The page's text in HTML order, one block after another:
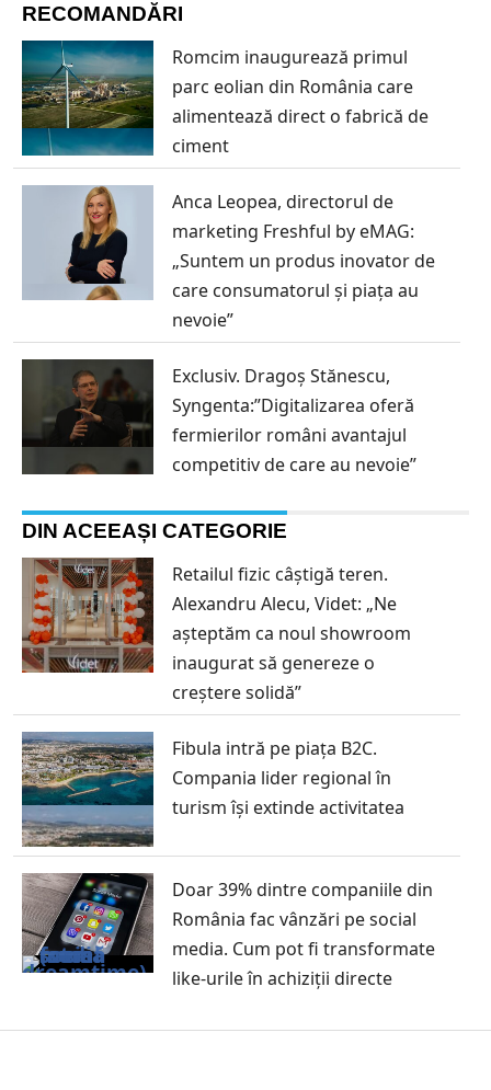
RECOMANDĂRI
Romcim inaugurează primul
parc eolian din România care
alimentează direct o fabrică de
ciment
Anca Leopea, directorul de
marketing Freshful by eMAG:
„Suntem un produs inovator de
care consumatorul și piața au
nevoie”
Exclusiv. Dragoș Stănescu,
Syngenta:”Digitalizarea oferă
fermierilor români avantajul
competitiv de care au nevoie”
DIN ACEEAȘI CATEGORIE
Retailul fizic câștigă teren.
Alexandru Alecu, Videt: „Ne
așteptăm ca noul showroom
inaugurat să genereze o
creștere solidă”
Fibula intră pe piața B2C.
Compania lider regional în
turism își extinde activitatea
Doar 39% dintre companiile din
România fac vânzări pe social
media. Cum pot fi transformate
like-urile în achiziții directe